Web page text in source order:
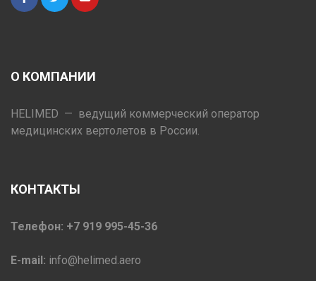
О КОМПАНИИ
HELIMED — ведущий коммерческий оператор
медицинских вертолетов в России.
КОНТАКТЫ
Телефон: +7 919 995-45-36
E-mail: info@helimed.aero